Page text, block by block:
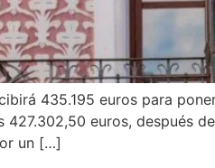
435.195 euros para
euros, después
un […]